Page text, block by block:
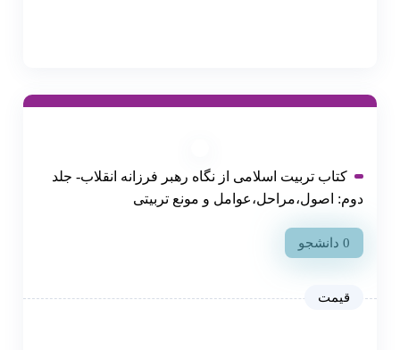
کتاب تربیت اسلامی از نگاه رهبر فرزانه انقلاب- جلد
دوم: اصول،مراحل،عوامل و مونع تربیتی
0 دانشجو